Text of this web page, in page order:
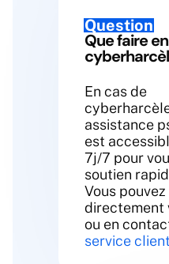
Question
Que faire
En cas de
assistance
est
7j/7 pour
soutien
Vous
directement
ou en
service client